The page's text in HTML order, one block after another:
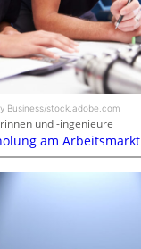
Business/stock.adobe.com
und -ingenieure
am Arbeitsmarkt